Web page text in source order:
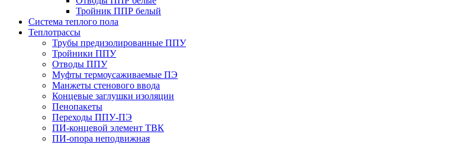
Тройник ППР белый
Система теплого пола
Теплотрассы
Трубы предизолированные ППУ
Тройники ППУ
Отводы ППУ
Муфты термоусаживаемые ПЭ
Манжеты стенового ввода
Концевые заглушки изоляции
Пенопакеты
Переходы ППУ-ПЭ
ПИ-концевой элемент ТВК
ПИ-опора неподвижная